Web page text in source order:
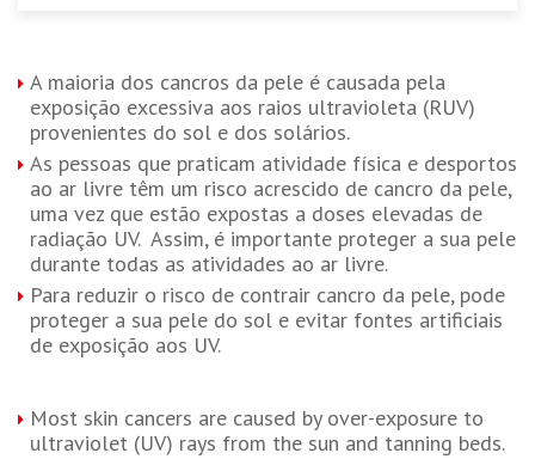
A maioria dos cancros da pele é causada pela
exposição excessiva aos raios ultravioleta (RUV)
provenientes do sol e dos solários.
As pessoas que praticam atividade física e desportos
ao ar livre têm um risco acrescido de cancro da pele,
uma vez que estão expostas a doses elevadas de
radiação UV. Assim, é importante proteger a sua pele
durante todas as atividades ao ar livre.
Para reduzir o risco de contrair cancro da pele, pode
proteger a sua pele do sol e evitar fontes artificiais
de exposição aos UV.
Most skin cancers are caused by over-exposure to
ultraviolet (UV) rays from the sun and tanning beds.